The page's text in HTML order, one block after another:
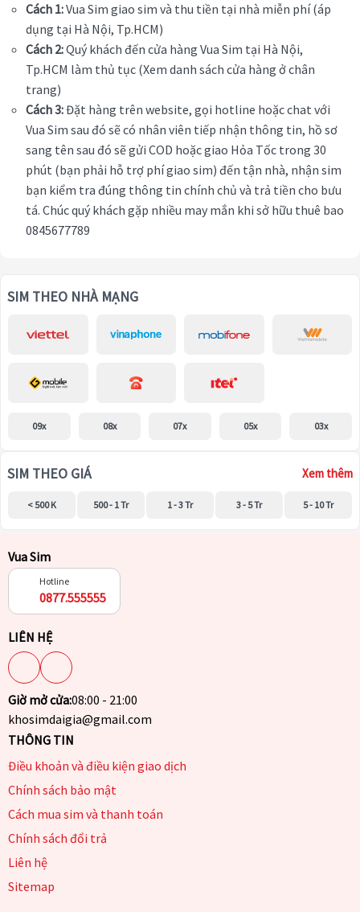
Cách 1:Vua Sim giao sim và thu tiền tại nhà miễn phí (áp
dụng tại Hà Nội, Tp.HCM)
Cách 2:Quý khách đến cửa hàng Vua Sim tại Hà Nội,
Tp.HCM làm thủ tục (Xem danh sách cửa hàng ở chân
trang)
Cách 3:Đặt hàng trên website, gọi hotline hoặc chat với
Vua Sim sau đó sẽ có nhân viên tiếp nhận thông tin, hồ sơ
sang tên sau đó sẽ gửi COD hoặc giao Hỏa Tốc trong 30
phút (bạn phải hỗ trợ phí giao sim) đến tận nhà, nhận sim
bạn kiểm tra đúng thông tin chính chủ và trả tiền cho bưu
tá. Chúc quý khách gặp nhiều may mắn khi sở hữu thuê bao
0845677789
SIM THEO NHÀ MẠNG
09x 08x 07x 05x 03x
SIM THEO GIÁ Xem thêm
< 500 K 500 - 1 Tr 1 - 3 Tr 3 - 5 Tr 5 - 10 Tr
Vua Sim
Hotline
0877.555555
LIÊN HỆ
Giờ mở cửa:08:00 - 21:00
khosimdaigia@gmail.com
THÔNG TIN
Điều khoản và điều kiện giao dịch
Chính sách bảo mật
Cách mua sim và thanh toán
Chính sách đổi trả
Liên hệ
Sitemap